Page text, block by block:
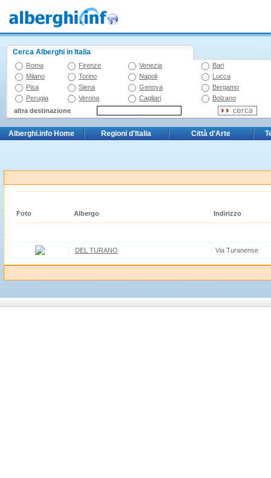
Cerca Alberghi in Italia
Roma Firenze Venezia
Bari
Milano
Torino Napoli
Lucca
Pisa
Siena Genova
Bergamo
Perugia
Verona Cagliari
Bolzano
altra destinazione
Alberghi.info Home Regioni d'Italia Città d'Arte
Foto Albergo Indirizzo
DEL TURANO Via Turanense